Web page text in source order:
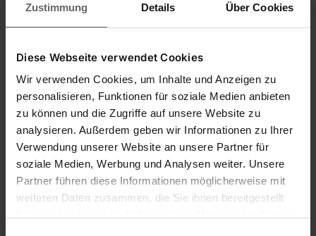
Zustimmung Details Über Cookies
Diese Webseite verwendet Cookies
Wir verwenden Cookies, um Inhalte und Anzeigen zu
personalisieren, Funktionen für soziale Medien anbieten
zu können und die Zugriffe auf unsere Website zu
analysieren. Außerdem geben wir Informationen zu Ihrer
Verwendung unserer Website an unsere Partner für
soziale Medien, Werbung und Analysen weiter. Unsere
Partner führen diese Informationen möglicherweise mit
weiteren Daten zusammen, die Sie ihnen bereitgestellt
Tisch-Bügelbrettbezug Thermo Reflect für
Dampfbügeleisen
€ 15,49
Schnelles Bügeln dank Dampf- und Hitzereflektion
Bügelfläche bis 73 x 30 cm